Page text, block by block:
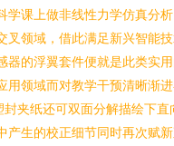
学课上做非线性力学仿真分
叉领域，借此满足新兴智能
器的浮翼套件便就是此类实
用领域而对教学干预清晰渐
夹纸还可双面分解描绘下直
产生的校正细节同时再次赋